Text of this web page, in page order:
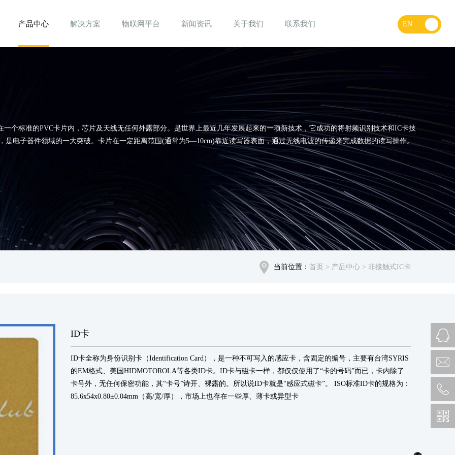
产品中心 解决方案 物联网平台 新闻资讯 关于我们 联系我们 EN
个标准的PVC卡片内，芯片及天线无任何外露部分。是世界上最近几年发展起来的一项新技术，它成功的将射频识别技术和IC卡技
是电子器件领域的一大突破。卡片在一定距离范围(通常为5—10cm)靠近读写器表面，通过无线电波的传递来完成数据的读写操作。
当前位置： 首页 > 产品中心 > 非接触式IC卡
ID卡
ID卡全称为身份识别卡（Identification Card），是一种不可写入的感应卡，含固定的编号，主要有台湾SYRIS
的EM格式、美国HIDMOTOROLA等各类ID卡。ID卡与磁卡一样，都仅仅使用了“卡的号码”而已，卡内除了
卡号外，无任何保密功能，其“卡号”诗开、裸露的。所以说ID卡就是“感应式磁卡”。 ISO标准ID卡的规格为：
85.6x54x0.80±0.04mm（高/宽/厚），市场上也存在一些厚、薄卡或异型卡